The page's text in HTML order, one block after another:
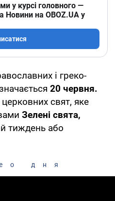
у курсі головного —
Новини на OBOZ.UA у
і греко-
20 червня.
свят, яке
Зелені свята,
тиждень або
дня